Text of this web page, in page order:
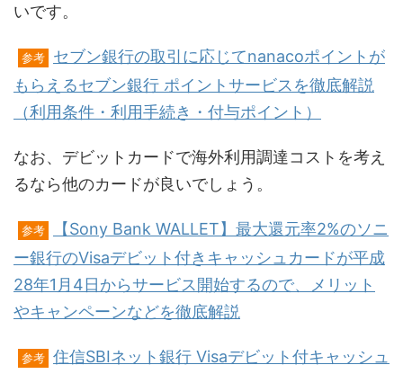
いです。
参考
セブン銀行の取引に応じてnanacoポイントが
もらえるセブン銀行 ポイントサービスを徹底解説
（利用条件・利用手続き・付与ポイント）
なお、デビットカードで海外利用調達コストを考え
るなら他のカードが良いでしょう。
参考
【Sony Bank WALLET】最大還元率2%のソニ
ー銀行のVisaデビット付きキャッシュカードが平成
28年1月4日からサービス開始するので、メリット
やキャンペーンなどを徹底解説
参考 住信SBIネット銀行 Visaデビット付キャッシュ